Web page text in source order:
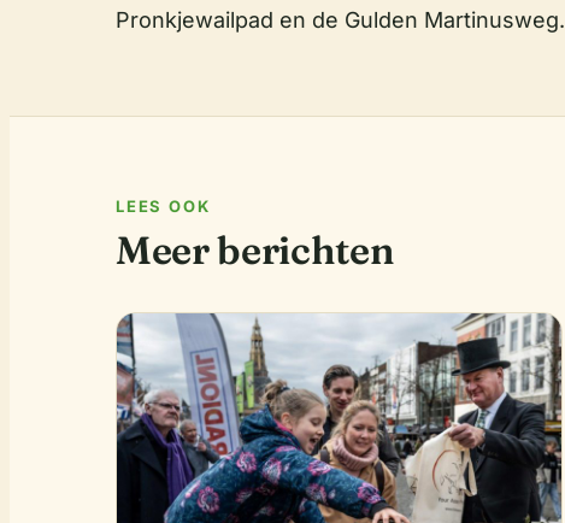
Pronkjewailpad en de Gulden Martinusweg.
LEES OOK
Meer berichten